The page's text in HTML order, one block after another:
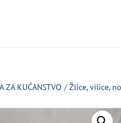
ZA KUĆANSTVO /Žlice, vilice,